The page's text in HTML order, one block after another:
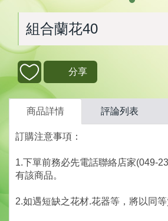
組合蘭花40
分享
商品詳情 評論列表
訂購注意事項：
1.下單前務必先電話聯絡店家(049-
有該商品。
2.如遇短缺之花材.花器等，將以同等